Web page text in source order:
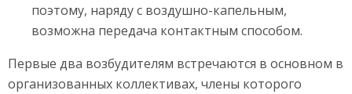
поэтому, наряду с воздушно-капельным,
возможна передача контактным способом.
Первые два возбудителям встречаются в основном в
организованных коллективах, члены которого